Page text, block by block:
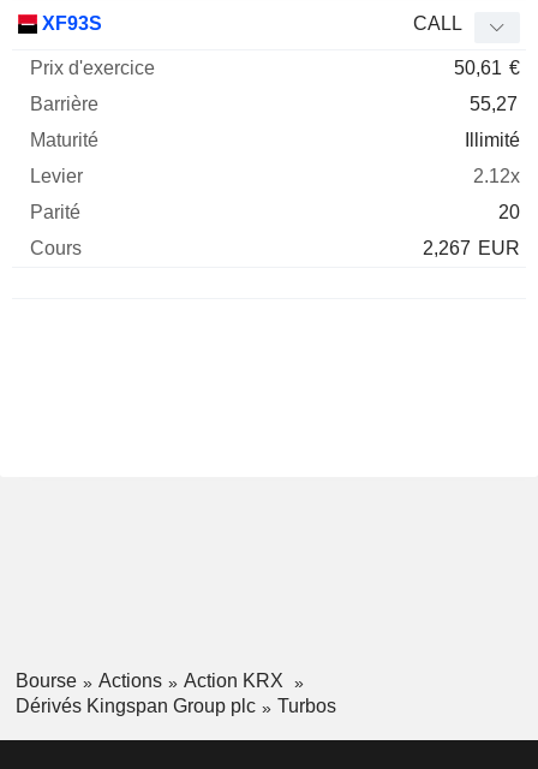
XF93S CALL
50,61 €
55,27
Illimité
2.12x
20
2,267 EUR
Bourse Actions
Action KRX
Dérivés Kingspan Group plc
Turbos